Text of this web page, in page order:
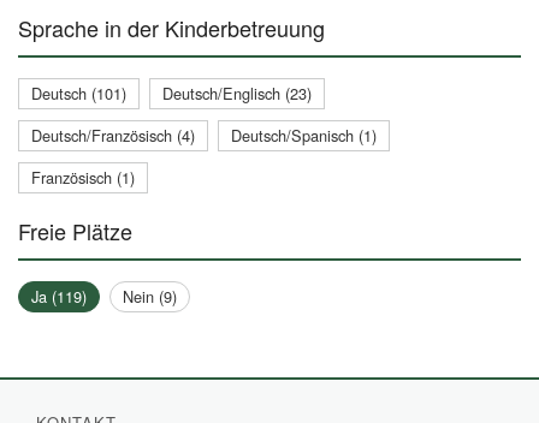
Sprache in der Kinderbetreuung
Deutsch (101)
Deutsch/Englisch (23)
Deutsch/Französisch (4)
Deutsch/Spanisch (1)
Französisch (1)
Freie Plätze
Ja (119) Nein (9)